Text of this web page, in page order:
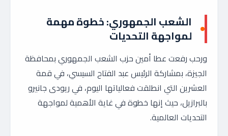
الشعب الجمهوري: خطوة مهمة
لمواجهة التحديات
ورحب رفعت عطا أمين حزب الشعب الجمهوري بمحافظة
الجيزة، بمشاركة الرئيس عبد الفتاح السيسي، في قمة
العشرين التي انطلقت فعالياتها اليوم، في ريودى جانيرو
بالبرازيل، حيث إنها خطوة في غاية الأهمية لمواجهة
التحديات العالمية.